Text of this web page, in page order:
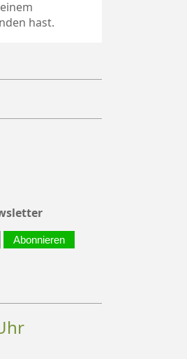
hast.
Abonnieren